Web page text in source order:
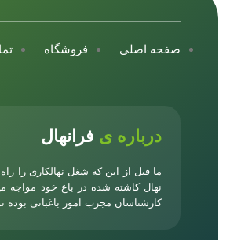
صفحه اصلی فروشگاه
درباره ی فرانهال
ما قبل از این که شغل نهالکاری را
نهال کاشته شده در باغ خود
کارشناسان مجرب امور باغبانی بوده